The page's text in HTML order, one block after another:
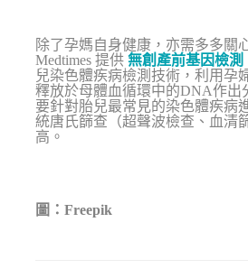
除了孕媽自身健康，亦需多多關
Medtimes 提供 無創產前基因檢測
兒染色體疾病檢測技術，利用孕
釋放於母體血循環中的DNA作出
要針對胎兒最常見的染色體疾病
統唐氏篩查（超聲波檢查、血清
高。
圖：Freepik